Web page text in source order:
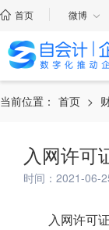
首页 微博
当前位置： 首页 >
入网许可
时间：2021-06-
入网许可